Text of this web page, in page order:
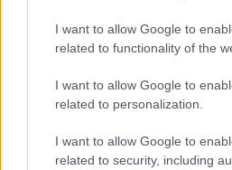
I want to allow Google to
related to functionality of the
I want to allow Google to
related to personalization.
I want to allow Google to
related to security, including